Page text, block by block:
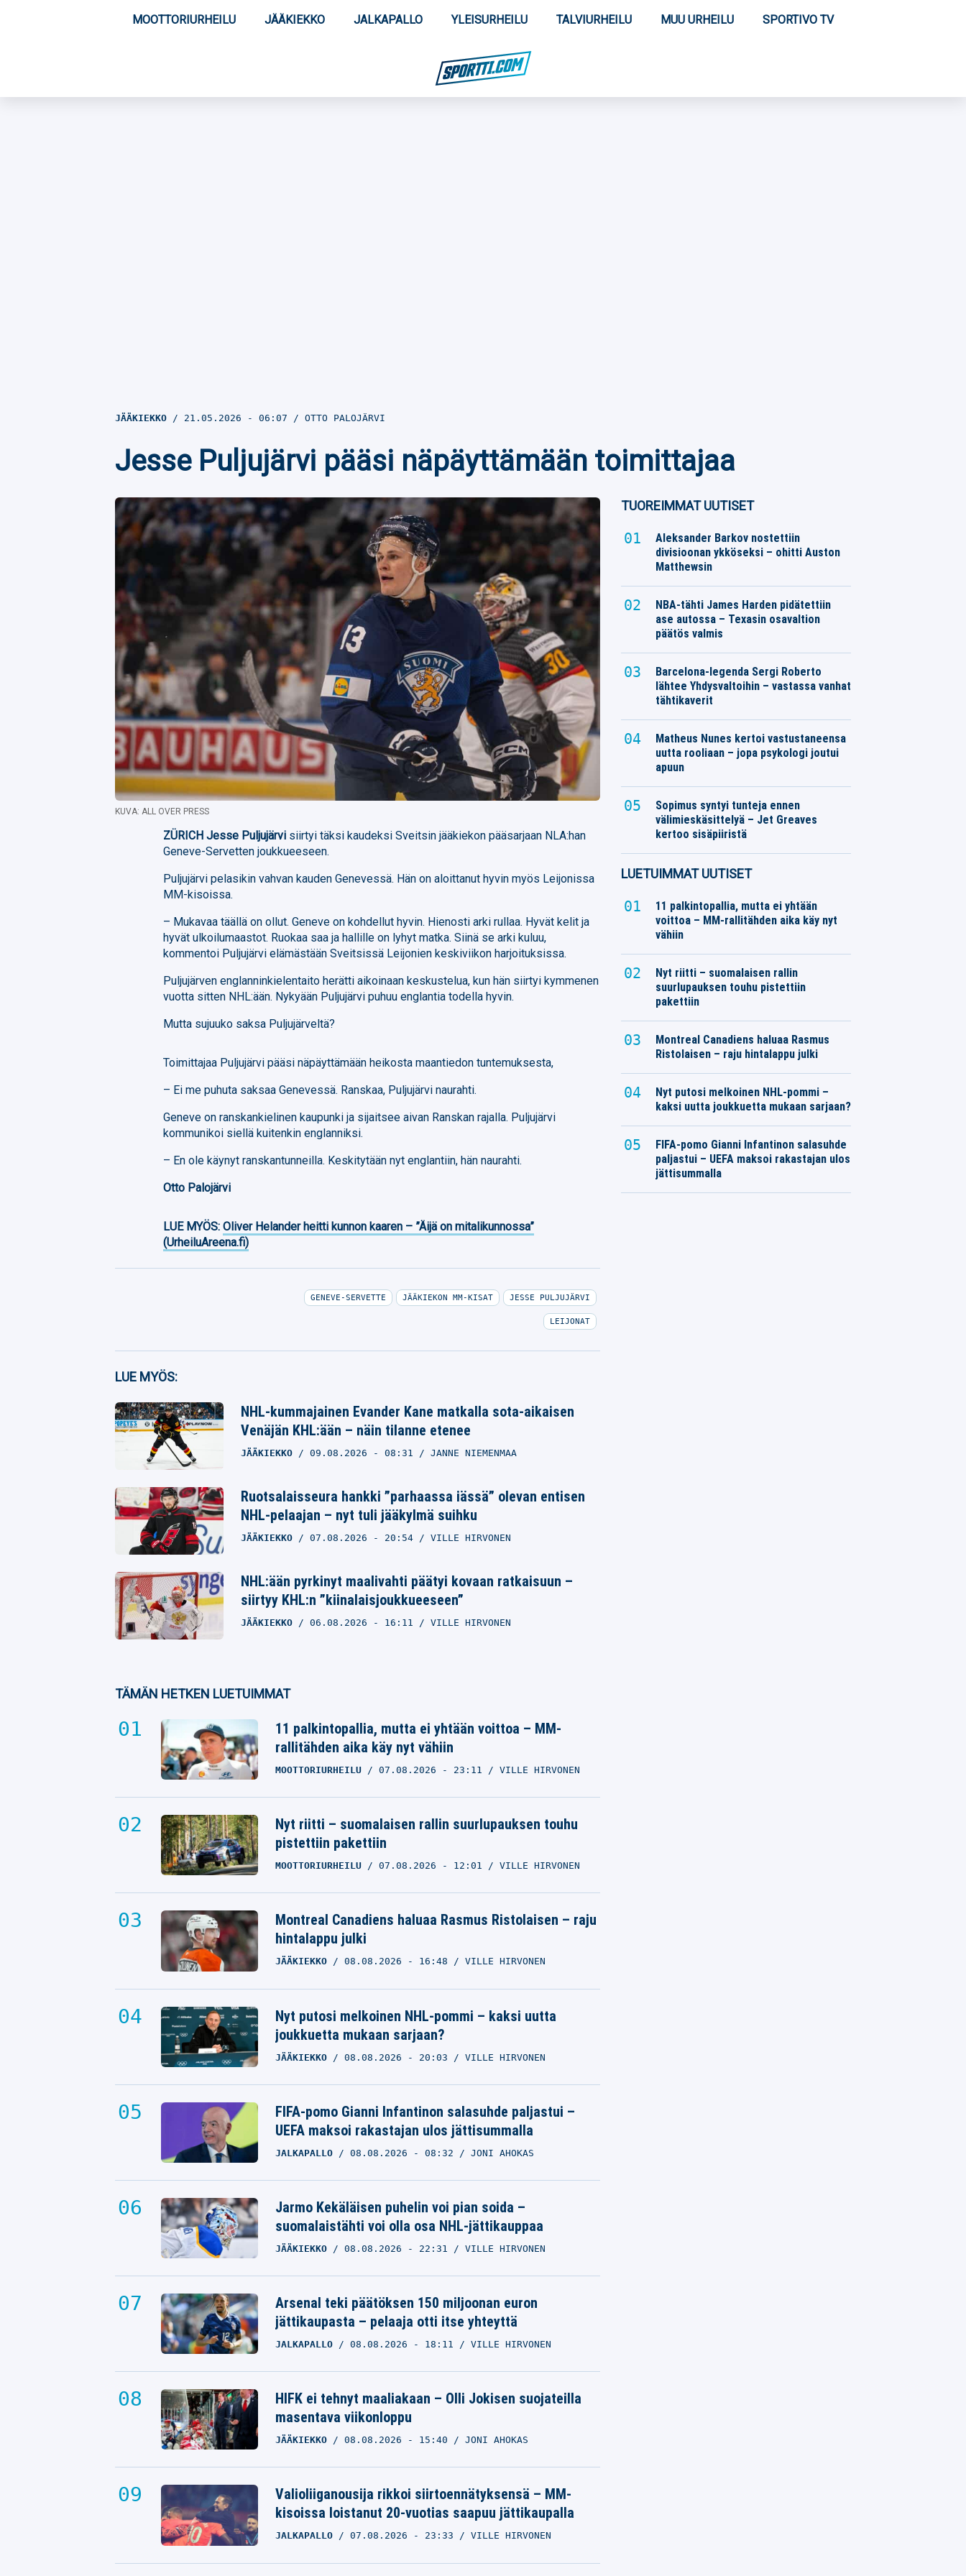
MOOTTORIURHEILU JÄÄKIEKKO JALKAPALLO YLEISURHEILU TALVIURHEILU MUU URHEILU SPORTIVO TV
JÄÄKIEKKO 21.05.2026 - 06:07 OTTO PALOJÄRVI
Jesse Puljujärvi pääsi näpäyttämään toimittajaa
KUVA: ALL OVER PRESS
ZÜRICH Jesse Puljujärvi siirtyi täksi kaudeksi Sveitsin jääkiekon pääsarjaan NLA:han
Geneve-Servetten joukkueeseen.
Puljujärvi pelasikin vahvan kauden Genevessä. Hän on aloittanut hyvin myös Leijonissa
MM-kisoissa.
– Mukavaa täällä on ollut. Geneve on kohdellut hyvin. Hienosti arki rullaa. Hyvät kelit ja
hyvät ulkoilumaastot. Ruokaa saa ja hallille on lyhyt matka. Siinä se arki kuluu,
kommentoi Puljujärvi elämästään Sveitsissä Leijonien keskiviikon harjoituksissa.
Puljujärven englanninkielentaito herätti aikoinaan keskustelua, kun hän siirtyi kymmenen
vuotta sitten NHL:ään. Nykyään Puljujärvi puhuu englantia todella hyvin.
Mutta sujuuko saksa Puljujärveltä?
Toimittajaa Puljujärvi pääsi näpäyttämään heikosta maantiedon tuntemuksesta,
– Ei me puhuta saksaa Genevessä. Ranskaa, Puljujärvi naurahti.
Geneve on ranskankielinen kaupunki ja sijaitsee aivan Ranskan rajalla. Puljujärvi
kommunikoi siellä kuitenkin englanniksi.
– En ole käynyt ranskantunneilla. Keskitytään nyt englantiin, hän naurahti.
Otto Palojärvi
LUE MYÖS:Oliver Helander heitti kunnon kaaren – ”Äijä on mitalikunnossa”
(UrheiluAreena.fi)
Whatsapp
GENEVE-SERVETTE JÄÄKIEKON MM-KISAT JESSE PULJUJÄRVI
LEIJONAT
LUE MYÖS:
NHL-kummajainen Evander Kane matkalla sota-aikaisen
Venäjän KHL:ään – näin tilanne etenee
JÄÄKIEKKO 09.08.2026 - 08:31 JANNE NIEMENMAA
Ruotsalaisseura hankki ”parhaassa iässä” olevan entisen
NHL-pelaajan – nyt tuli jääkylmä suihku
JÄÄKIEKKO 07.08.2026 - 20:54 VILLE HIRVONEN
NHL:ään pyrkinyt maalivahti päätyi kovaan ratkaisuun –
siirtyy KHL:n ”kiinalaisjoukkueeseen”
JÄÄKIEKKO 06.08.2026 - 16:11 VILLE HIRVONEN
TÄMÄN HETKEN LUETUIMMAT
11 palkintopallia, mutta ei yhtään voittoa – MM-
rallitähden aika käy nyt vähiin
MOOTTORIURHEILU 07.08.2026 - 23:11 VILLE HIRVONEN
Nyt riitti – suomalaisen rallin suurlupauksen touhu
pistettiin pakettiin
MOOTTORIURHEILU 07.08.2026 - 12:01 VILLE HIRVONEN
Montreal Canadiens haluaa Rasmus Ristolaisen – raju
hintalappu julki
JÄÄKIEKKO 08.08.2026 - 16:48 VILLE HIRVONEN
Nyt putosi melkoinen NHL-pommi – kaksi uutta
joukkuetta mukaan sarjaan?
JÄÄKIEKKO 08.08.2026 - 20:03 VILLE HIRVONEN
FIFA-pomo Gianni Infantinon salasuhde paljastui –
UEFA maksoi rakastajan ulos jättisummalla
JALKAPALLO 08.08.2026 - 08:32 JONI AHOKAS
Jarmo Kekäläisen puhelin voi pian soida –
suomalaistähti voi olla osa NHL-jättikauppaa
JÄÄKIEKKO 08.08.2026 - 22:31 VILLE HIRVONEN
Arsenal teki päätöksen 150 miljoonan euron
jättikaupasta – pelaaja otti itse yhteyttä
JALKAPALLO 08.08.2026 - 18:11 VILLE HIRVONEN
HIFK ei tehnyt maaliakaan – Olli Jokisen suojateilla
masentava viikonloppu
JÄÄKIEKKO 08.08.2026 - 15:40 JONI AHOKAS
Valioliiganousija rikkoi siirtoennätyksensä – MM-
kisoissa loistanut 20-vuotias saapuu jättikaupalla
JALKAPALLO 07.08.2026 - 23:33 VILLE HIRVONEN
TUOREIMMAT UUTISET
Aleksander Barkov nostettiin
divisioonan ykköseksi – ohitti Auston
Matthewsin
NBA-tähti James Harden pidätettiin
ase autossa – Texasin osavaltion
päätös valmis
Barcelona-legenda Sergi Roberto
lähtee Yhdysvaltoihin – vastassa vanhat
tähtikaverit
Matheus Nunes kertoi vastustaneensa
uutta rooliaan – jopa psykologi joutui
apuun
Sopimus syntyi tunteja ennen
välimieskäsittelyä – Jet Greaves
kertoo sisäpiiristä
LUETUIMMAT UUTISET
11 palkintopallia, mutta ei yhtään
voittoa – MM-rallitähden aika käy nyt
vähiin
Nyt riitti – suomalaisen rallin
suurlupauksen touhu pistettiin
pakettiin
Montreal Canadiens haluaa Rasmus
Ristolaisen – raju hintalappu julki
Nyt putosi melkoinen NHL-pommi –
kaksi uutta joukkuetta mukaan sarjaan?
FIFA-pomo Gianni Infantinon salasuhde
paljastui – UEFA maksoi rakastajan ulos
jättisummalla